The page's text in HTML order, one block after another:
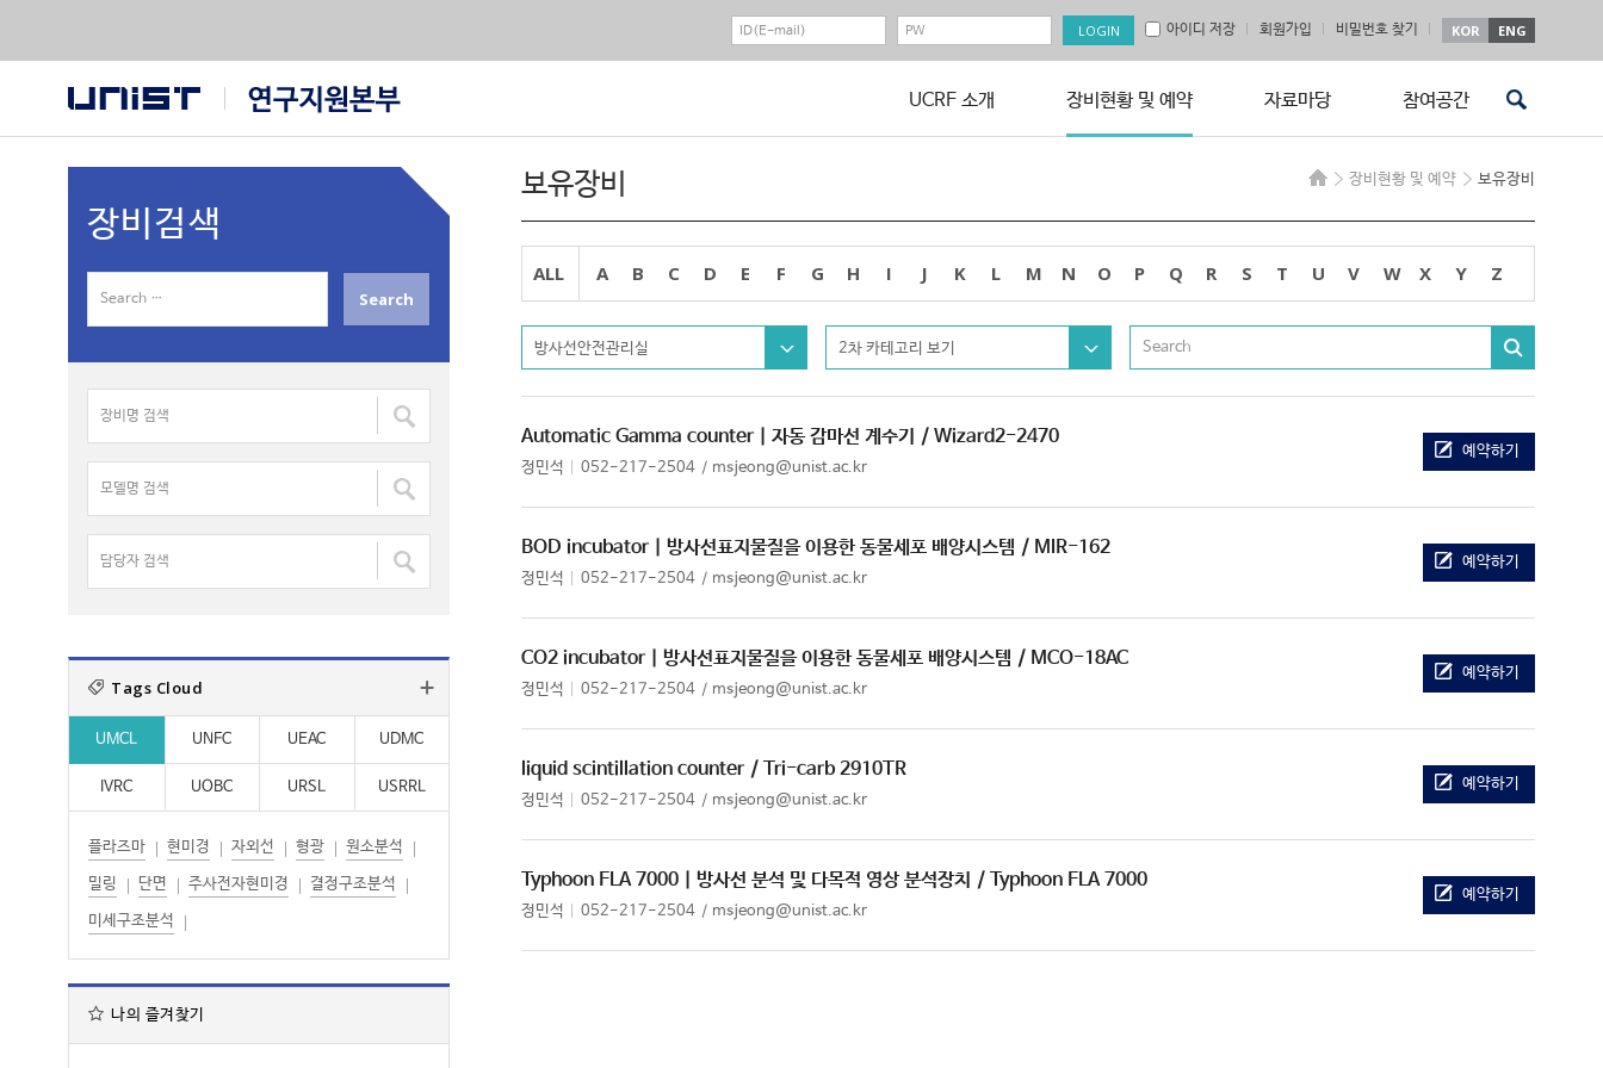
아이디 저장 회원가입 비밀번호 찾기 KOR ENG
UCRF 소개 장비현황 및 예약 자료마당 참여공간
장비현황 및 예약 보유장비
보유장비
ALL A B C D E F G H I J K L M N O P Q R S T U V W X Y Z
방사선안전관리실 2차 카테고리 보기
Automatic Gamma counter | 자동 감마선 계수기 / Wizard2-2470
정민석 052-217-2504 msjeong@unist.ac.kr
예약하기
BOD incubator | 방사선표지물질을 이용한 동물세포 배양시스템 / MIR-162
정민석 052-217-2504 msjeong@unist.ac.kr
예약하기
CO2 incubator | 방사선표지물질을 이용한 동물세포 배양시스템 / MCO-18AC
정민석 052-217-2504 msjeong@unist.ac.kr
예약하기
liquid scintillation counter / Tri-carb 2910TR
정민석 052-217-2504 msjeong@unist.ac.kr
예약하기
Typhoon FLA 7000 | 방사선 분석 및 다목적 영상 분석장치 / Typhoon FLA 7000
정민석 052-217-2504 msjeong@unist.ac.kr
예약하기
장비검색
f
장
명
검
색
모
명
검
색
담
색
:
Tags Cloud
UMCL UNFC UEAC UDMC
IVRC UOBC URSL USRRL
플라즈마 현미경 자외선 형광 원소분석
밀링 단면 주사전자현미경 결정구조분석
미세구조분석
나의 즐겨찾기